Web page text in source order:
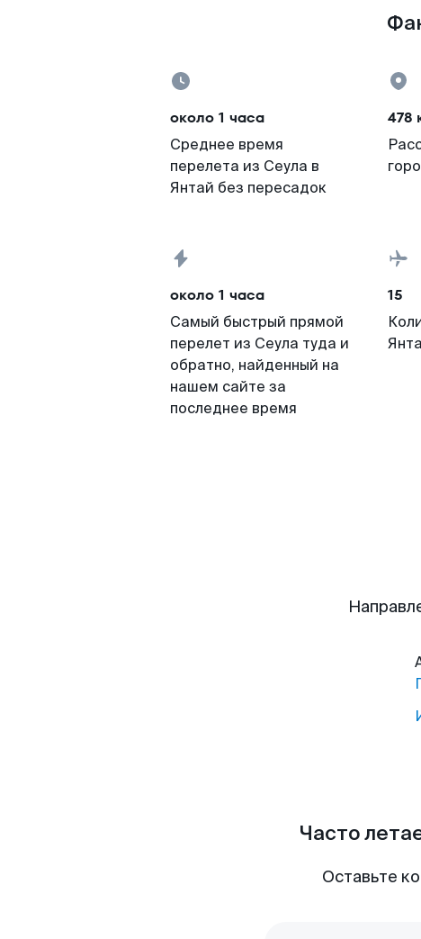
около 1 часа
Среднее время
перелета из Сеула в
Янтай без пересадок
478
около 1 часа
Самый быстрый прямой
перелет из Сеула туда и
обратно, найденный на
нашем сайте за
последнее время
15
Часто
Оставьте